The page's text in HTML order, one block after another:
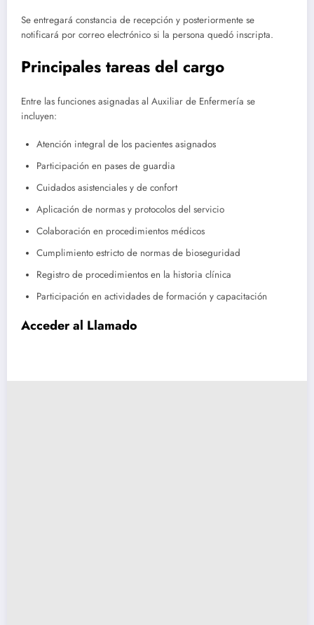
Se entregará constancia de recepción y posteriormente se
notificará por correo electrónico si la persona quedó inscripta.
Principales tareas del cargo
Entre las funciones asignadas al Auxiliar de Enfermería se
incluyen:
Atención integral de los pacientes asignados
Participación en pases de guardia
Cuidados asistenciales y de confort
Aplicación de normas y protocolos del servicio
Colaboración en procedimientos médicos
Cumplimiento estricto de normas de bioseguridad
Registro de procedimientos en la historia clínica
Participación en actividades de formación y capacitación
Acceder al Llamado